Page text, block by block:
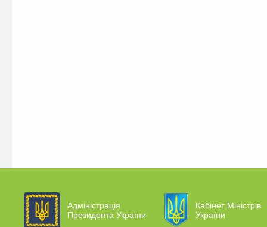
Адміністрація
Президента України
Кабінет Міністрів
України